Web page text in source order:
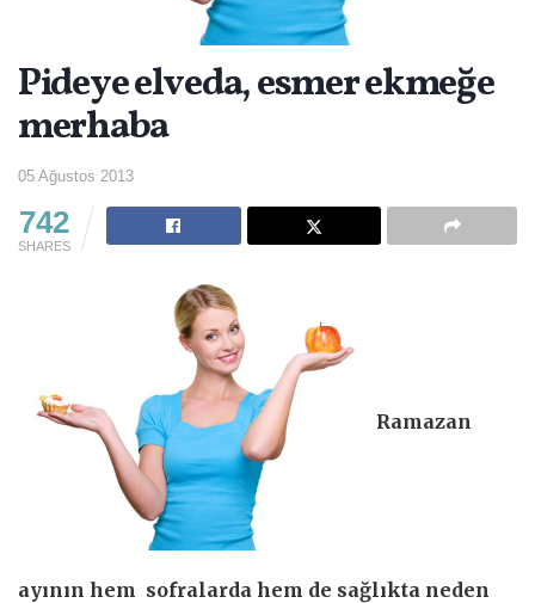
Pideye elveda, esmer ekmeğe
merhaba
05 Ağustos 2013
742
SHARES
Ramazan
ayının hem sofralarda hem de sağlıkta neden